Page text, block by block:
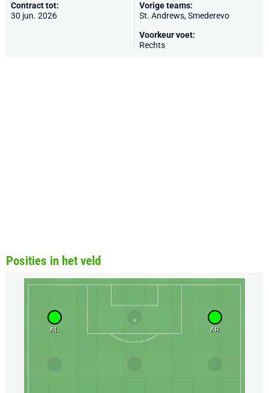
Contract tot:
30 jun. 2026
Vorige teams:
St. Andrews, Smederevo
Voorkeur voet:
Rechts
Posities in het veld
AL AR